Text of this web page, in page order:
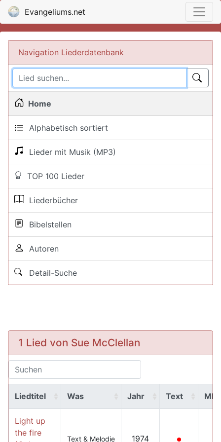
Evangeliums.net
Navigation Liederdatenbank
Home
Alphabetisch sortiert
Lieder mit Musik (MP3)
TOP 100 Lieder
Liederbücher
Bibelstellen
Autoren
Detail-Suche
1 Lied von Sue McClellan
Liedtitel Was Jahr Text
Light up
the fire
Text & Melodie 1974